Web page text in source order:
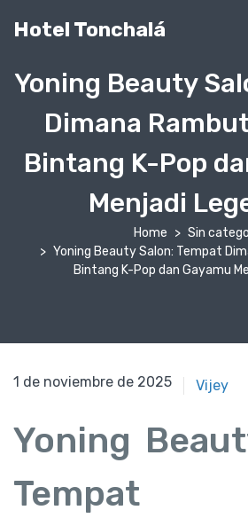
Hotel Tonchalá
Yoning Beauty
Dimana
Bintang K-Pop
Menjadi
Home
Sin
Yoning Beauty Salon: Tempat
Bintang K-Pop dan Gayamu
1 de noviembre de 2025
1 de noviembre de 2025 Vijey
Yoning
Tempat